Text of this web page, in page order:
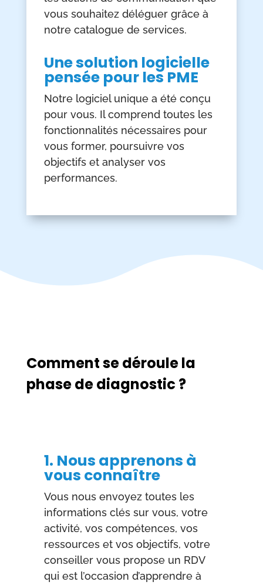
vous souhaitez déléguer grâce à
notre catalogue de services.
Une solution logicielle
pensée pour les PME
Notre logiciel unique a été conçu
pour vous. Il comprend toutes les
fonctionnalités nécessaires pour
vous former, poursuivre vos
objectifs et analyser vos
performances.
Comment se déroule la
phase de diagnostic ?
1. Nous apprenons à
vous connaître
Vous nous envoyez toutes les
informations clés sur vous, votre
activité, vos compétences, vos
ressources et vos objectifs, votre
conseiller vous propose un RDV
qui est l’occasion d’apprendre à